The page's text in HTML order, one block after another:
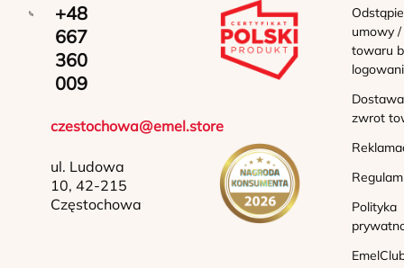
+48
667
360
009
czestochowa@emel.store
ul. Ludowa
10, 42-215
Częstochowa
umowy
towaru
zwrot
Polityka